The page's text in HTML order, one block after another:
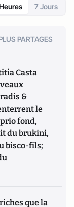
7 Jours
PARTAGES
Casta
&
le
fond,
du brukini,
bisco-fils;
que la